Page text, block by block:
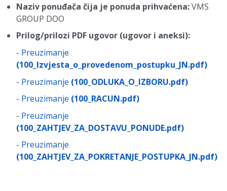
Naziv ponuđača čija je ponuda prihvaćena:VMS
GROUP DOO
Prilog/prilozi PDF ugovor (ugovor i aneksi):
- Preuzimanje
(100_Izvjesta_o_provedenom_postupku_JN.pdf)
- Preuzimanje (100_ODLUKA_O_IZBORU.pdf)
- Preuzimanje (100_RACUN.pdf)
- Preuzimanje
(100_ZAHTJEV_ZA_DOSTAVU_PONUDE.pdf)
- Preuzimanje
(100_ZAHTJEV_ZA_POKRETANJE_POSTUPKA_JN.pdf)